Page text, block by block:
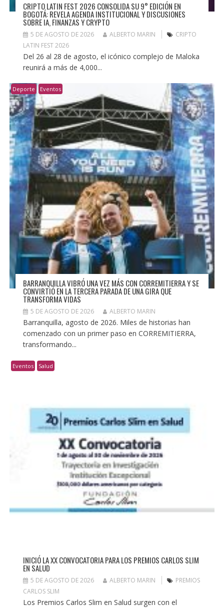
CRIPTO LATIN FEST 2026 CONSOLIDA SU 9° EDICIÓN EN
BOGOTÁ: REVELA AGENDA INSTITUCIONAL Y DISCUSIONES
SOBRE IA, FINANZAS Y CRYPTO
5 DE AGOSTO DE 2026 ALBERTO MARIN
CRIPTO
LATIN FEST 2026
Del 26 al 28 de agosto, el icónico complejo de Maloka
reunirá a más de 4,000...
Deporte Eventos
BARRANQUILLA VIBRÓ UNA VEZ MÁS CON CORREMITIERRA Y SE
CONVIRTIÓ EN LA TERCERA PARADA DE UNA GIRA QUE
TRANSFORMA VIDAS
5 DE AGOSTO DE 2026 ALBERTO MARIN
Barranquilla, agosto de 2026. Miles de historias han
comenzado con un primer paso en CORREMITIERRA,
transformando...
Eventos Salud
INICIÓ LA XX CONVOCATORIA PARA LOS PREMIOS CARLOS SLIM
EN SALUD
5 DE AGOSTO DE 2026 ALBERTO MARIN
PREMIOS
CARLOS SLIM
Los Premios Carlos Slim en Salud surgen con el